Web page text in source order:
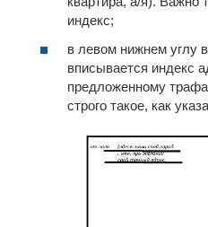
индекс;
в левом нижнем углу
вписывается индекс
предложенному
строго такое, как